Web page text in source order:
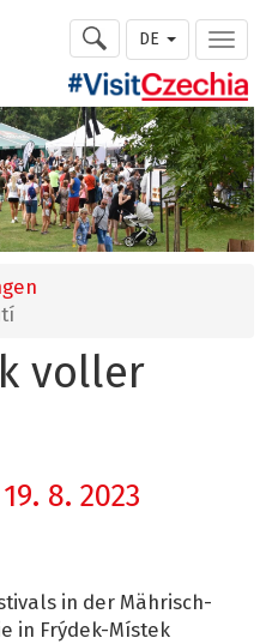
DE
voller
19. 8. 2023
in der Mährisch-
in Frýdek-Místek